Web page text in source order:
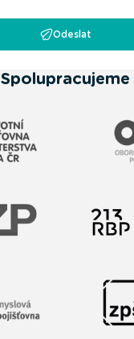
Odeslat
Spolupracujeme